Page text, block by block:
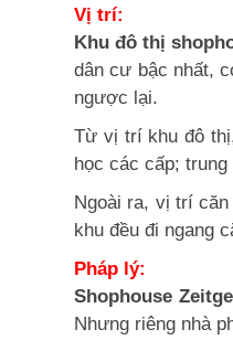
Vị trí:
Khu đô thị
dân cư bậc nhất,
ngược lại.
Từ vị trí khu đô
học các cấp;
Ngoài ra, vị trí
khu đều đi ngang
Pháp lý:
Shophouse
Nhưng riêng nhà